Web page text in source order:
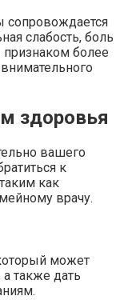
сопровождается
слабость, боль
признаком более
здоровья
вашего
к
как
врачу.
может
также дать